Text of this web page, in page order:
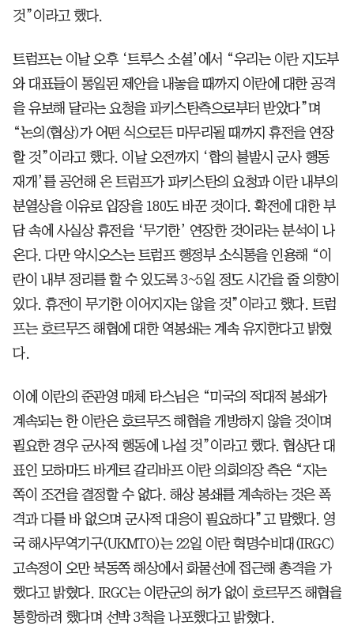
것”이라고 했다.
트럼프는 이날 오후 ‘트루스 소셜’에서 “우리는 이란 지도부
와 대표들이 통일된 제안을 내놓을 때까지 이란에 대한 공격
을 유보해 달라는 요청을 파키스탄측으로부터 받았다”며
“논의(협상)가 어떤 식으로든 마무리될 때까지 휴전을 연장
할 것”이라고 했다. 이날 오전까지 ‘합의 불발시 군사 행동
재개’를 공언해 온 트럼프가 파키스탄의 요청과 이란 내부의
분열상을 이유로 입장을 180도 바꾼 것이다. 확전에 대한 부
담 속에 사실상 휴전을 ‘무기한’ 연장한 것이라는 분석이 나
온다. 다만 악시오스는 트럼프 행정부 소식통을 인용해 “이
란이 내부 정리를 할 수 있도록 3~5일 정도 시간을 줄 의향이
있다. 휴전이 무기한 이어지지는 않을 것”이라고 했다. 트럼
프는 호르무즈 해협에 대한 역봉쇄는 계속 유지한다고 밝혔
다.
이에 이란의 준관영 매체 타스님은 “미국의 적대적 봉쇄가
계속되는 한 이란은 호르무즈 해협을 개방하지 않을 것이며
필요한 경우 군사적 행동에 나설 것”이라고 했다. 협상단 대
표인 모하마드 바게르 갈리바프 이란 의회의장 측은 “지는
쪽이 조건을 결정할 수 없다. 해상 봉쇄를 계속하는 것은 폭
격과 다를 바 없으며 군사적 대응이 필요하다”고 말했다. 영
국 해사무역기구(UKMTO)는 22일 이란 혁명수비대(IRGC)
고속정이 오만 북동쪽 해상에서 화물선에 접근해 총격을 가
했다고 밝혔다. IRGC는 이란군의 허가 없이 호르무즈 해협을
통항하려 했다며 선박 3척을 나포했다고 밝혔다.